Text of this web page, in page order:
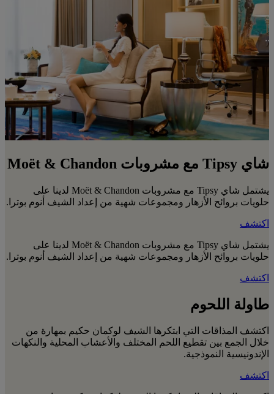
شاي Tipsy مع مشروبات Moët & Chandon
يشتمل شاي Tipsy مع مشروبات Moët & Chandon لدينا على
حلويات بروائح الأزهار ومجموعات شهية من إعداد الشيف أنوم بوترا.
اكتشف
يشتمل شاي Tipsy مع مشروبات Moët & Chandon لدينا على
حلويات بروائح الأزهار ومجموعات شهية من إعداد الشيف أنوم بوترا.
اكتشف
طاولة اللحوم
اكتشف المذاقات التي ابتكرها الشيف لوكمان حكيم بمهارة من
خلال الجمع بين تقطيع اللحم المختلف والأعشاب المحلية والنكهات
الإندونيسية النموذجية.
اكتشف